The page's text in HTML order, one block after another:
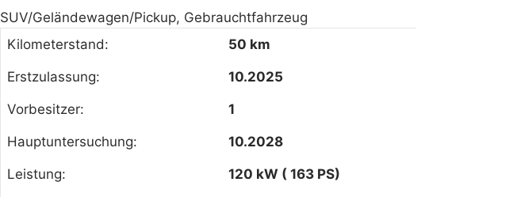
SUV/Geländewagen/Pickup, Gebrauchtfahrzeug
Kilometerstand:
50 km
Erstzulassung: 10.2025
Vorbesitzer: 1
Hauptuntersuchung: 10.2028
Leistung: 120 kW ( 163 PS)